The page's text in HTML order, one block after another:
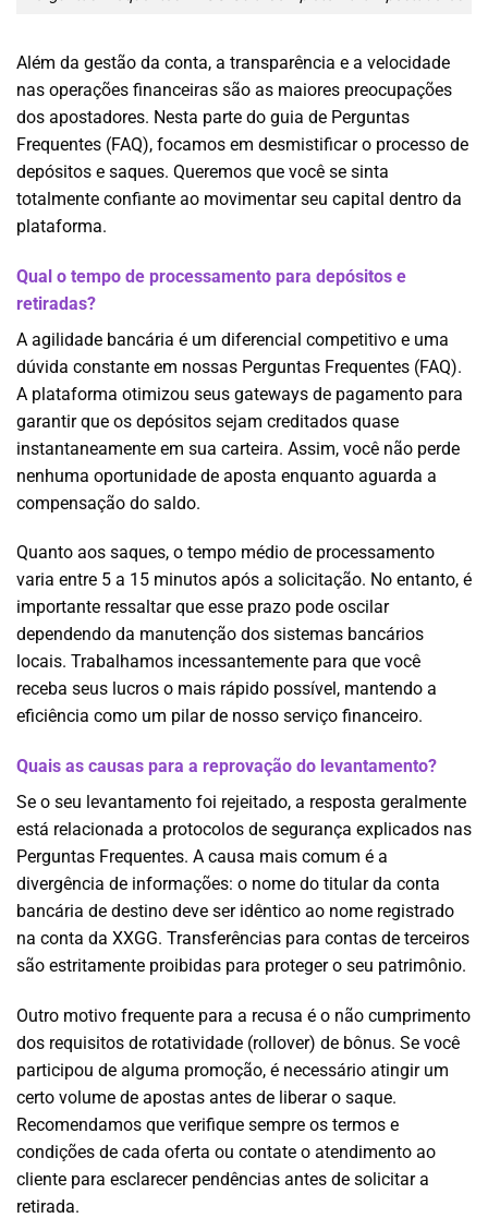
Além da gestão da conta, a transparência e a velocidade
nas operações financeiras são as maiores preocupações
dos apostadores. Nesta parte do guia de Perguntas
Frequentes (FAQ), focamos em desmistificar o processo de
depósitos e saques. Queremos que você se sinta
totalmente confiante ao movimentar seu capital dentro da
plataforma.
Qual o tempo de processamento para depósitos e
retiradas?
A agilidade bancária é um diferencial competitivo e uma
dúvida constante em nossas Perguntas Frequentes (FAQ).
A plataforma otimizou seus gateways de pagamento para
garantir que os depósitos sejam creditados quase
instantaneamente em sua carteira. Assim, você não perde
nenhuma oportunidade de aposta enquanto aguarda a
compensação do saldo.
Quanto aos saques, o tempo médio de processamento
varia entre 5 a 15 minutos após a solicitação. No entanto, é
importante ressaltar que esse prazo pode oscilar
dependendo da manutenção dos sistemas bancários
locais. Trabalhamos incessantemente para que você
receba seus lucros o mais rápido possível, mantendo a
eficiência como um pilar de nosso serviço financeiro.
Quais as causas para a reprovação do levantamento?
Se o seu levantamento foi rejeitado, a resposta geralmente
está relacionada a protocolos de segurança explicados nas
Perguntas Frequentes. A causa mais comum é a
divergência de informações: o nome do titular da conta
bancária de destino deve ser idêntico ao nome registrado
na conta da XXGG. Transferências para contas de terceiros
são estritamente proibidas para proteger o seu patrimônio.
Outro motivo frequente para a recusa é o não cumprimento
dos requisitos de rotatividade (rollover) de bônus. Se você
participou de alguma promoção, é necessário atingir um
certo volume de apostas antes de liberar o saque.
Recomendamos que verifique sempre os termos e
condições de cada oferta ou contate o atendimento ao
cliente para esclarecer pendências antes de solicitar a
retirada.